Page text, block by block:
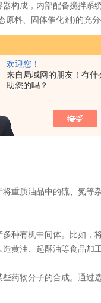
欢迎您！
来自局域网的朋友！有什
助您的吗？
成，内部配备搅拌系
原料、固体催化剂)的充
，在催化剂作用下与
压力则根据具体工艺从
与原料结合。
质油品中的硫、氮等
有机中间体。比如，
黄油、起酥油等食品加工
物分子的合成。通过